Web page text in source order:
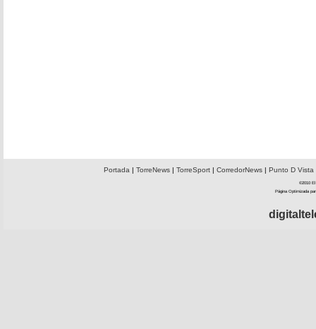
Portada | TorreNews| TorreSport| CorredorNews| Punto D Vista
©2010 El
Página Optimizada